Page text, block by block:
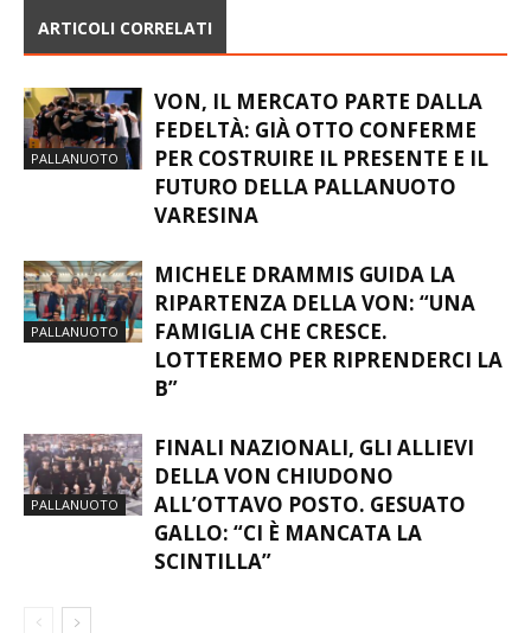
ARTICOLI CORRELATI
PALLANUOTO
VON, IL MERCATO PARTE DALLA
FEDELTÀ: GIÀ OTTO CONFERME
PER COSTRUIRE IL PRESENTE E IL
FUTURO DELLA PALLANUOTO
VARESINA
PALLANUOTO
MICHELE DRAMMIS GUIDA LA
RIPARTENZA DELLA VON: “UNA
FAMIGLIA CHE CRESCE.
LOTTEREMO PER RIPRENDERCI LA
B”
PALLANUOTO
FINALI NAZIONALI, GLI ALLIEVI
DELLA VON CHIUDONO
ALL’OTTAVO POSTO. GESUATO
GALLO: “CI È MANCATA LA
SCINTILLA”